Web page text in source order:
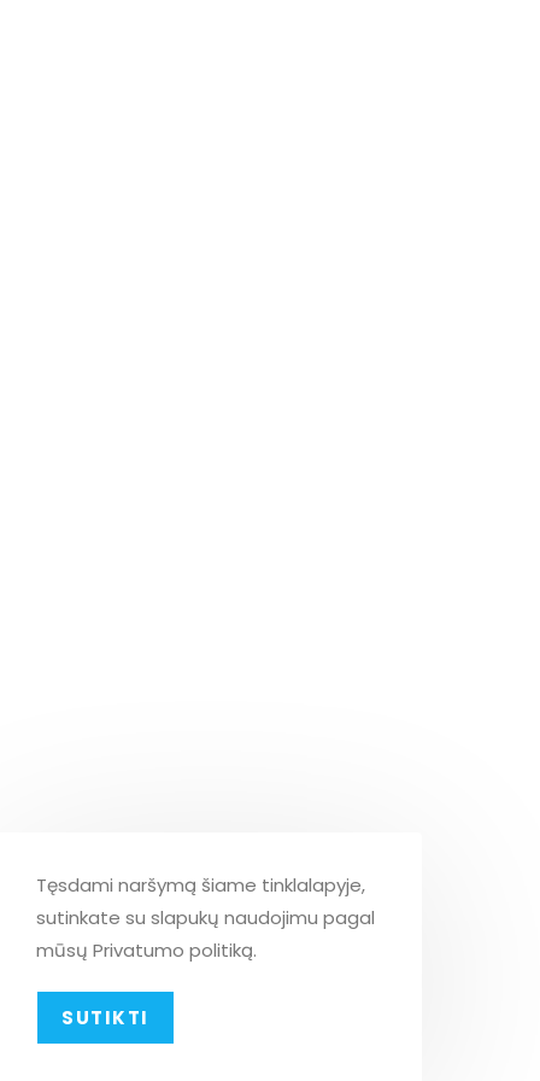
Tęsdami naršymą šiame tinklalapyje,
sutinkate su slapukų naudojimu pagal
mūsų Privatumo politiką.
SUTIKTI